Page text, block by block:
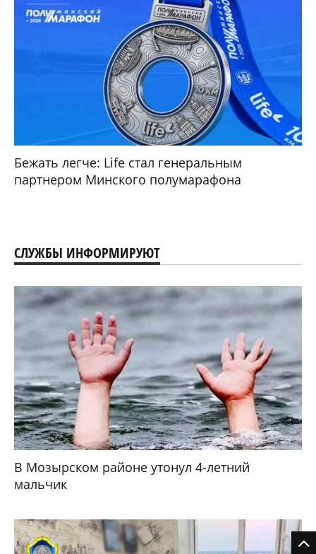
Бежать легче: Life стал генеральным
партнером Минского полумарафона
СЛУЖБЫ ИНФОРМИРУЮТ
В Мозырском районе утонул 4-летний
мальчик